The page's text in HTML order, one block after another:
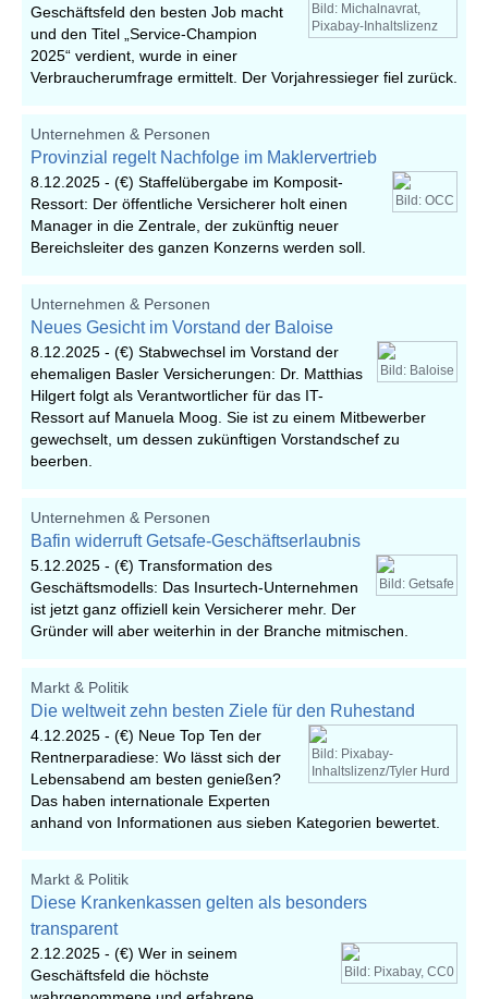
Bild: Michalnavrat,
Pixabay-Inhaltslizenz
Geschäftsfeld den besten Job macht
und den Titel „Service-Champion
2025“ verdient, wurde in einer
Verbraucherumfrage ermittelt. Der Vorjahressieger fiel zurück.
Unternehmen & Personen
Provinzial regelt Nachfolge im Maklervertrieb
Bild: OCC
8.12.2025 - (€) Staffelübergabe im Komposit-
Ressort: Der öffentliche Versicherer holt einen
Manager in die Zentrale, der zukünftig neuer
Bereichsleiter des ganzen Konzerns werden soll.
Unternehmen & Personen
Neues Gesicht im Vorstand der Baloise
Bild: Baloise
8.12.2025 - (€) Stabwechsel im Vorstand der
ehemaligen Basler Versicherungen: Dr. Matthias
Hilgert folgt als Verantwortlicher für das IT-
Ressort auf Manuela Moog. Sie ist zu einem Mitbewerber
gewechselt, um dessen zukünftigen Vorstandschef zu
beerben.
Unternehmen & Personen
Bafin widerruft Getsafe-Geschäftserlaubnis
Bild: Getsafe
5.12.2025 - (€) Transformation des
Geschäftsmodells: Das Insurtech-Unternehmen
ist jetzt ganz offiziell kein Versicherer mehr. Der
Gründer will aber weiterhin in der Branche mitmischen.
Markt & Politik
Die weltweit zehn besten Ziele für den Ruhestand
Bild: Pixabay-
Inhaltslizenz/Tyler Hurd
4.12.2025 - (€) Neue Top Ten der
Rentnerparadiese: Wo lässt sich der
Lebensabend am besten genießen?
Das haben internationale Experten
anhand von Informationen aus sieben Kategorien bewertet.
Markt & Politik
Diese Krankenkassen gelten als besonders
transparent
Bild: Pixabay, CC0
2.12.2025 - (€) Wer in seinem
Geschäftsfeld die höchste